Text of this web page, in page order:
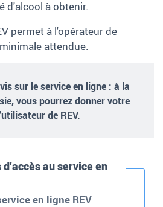
d'alcool à obtenir.
permet à l'opérateur de
attendue.
sur le service en ligne : à la
vous pourrez donner votre
de REV.
au service en
en ligne REV